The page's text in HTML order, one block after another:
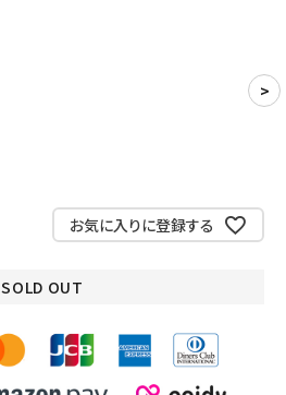
お気に入りに登録する
SOLD OUT